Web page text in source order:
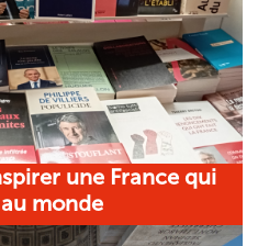
une France qui
monde